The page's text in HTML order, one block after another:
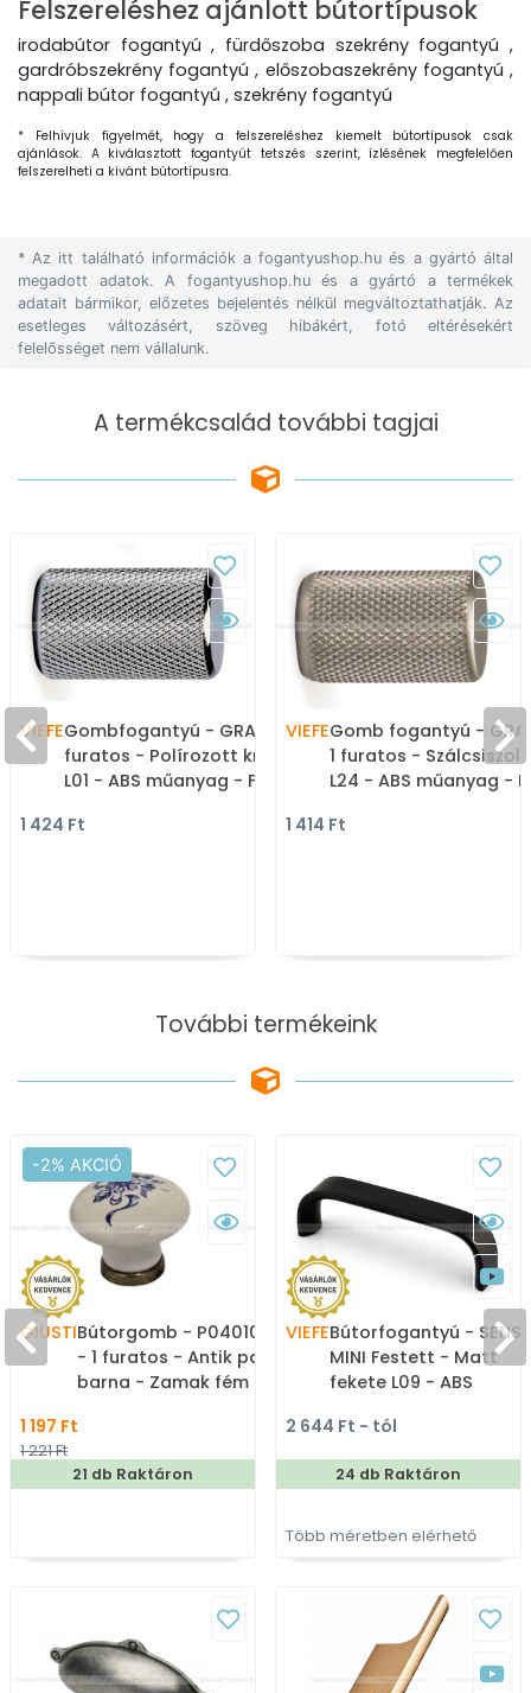
Felszereléshez ajánlott bútortípusok
irodabútor fogantyú , fürdőszoba szekrény fogantyú ,
gardróbszekrény fogantyú , előszobaszekrény fogantyú ,
nappali bútor fogantyú , szekrény fogantyú
* Felhívjuk figyelmét, hogy a felszereléshez kiemelt bútortípusok csak
ajánlások. A kiválasztott fogantyút tetszés szerint, ízlésének megfelelően
felszerelheti a kívánt bútortípusra.
* Az itt található információk a fogantyushop.hu és a gyártó által
megadott adatok. A fogantyushop.hu és a gyártó a termékek
adatait bármikor, előzetes bejelentés nélkül megváltoztathatják. Az
esetleges változásért, szöveg hibákért, fotó eltérésekért
felelősséget nem vállalunk.
A termékcsalád további tagjai
VIEFEGombfogantyú - GRAF - 1
furatos - Polírozott króm
L01 - ABS műanyag - Fém
bútorgomb (szögletes,
1 424 Ft
VIEFEGomb fogantyú -
1 furatos - Szálcsiszolt
L24 - ABS műanyag -
bútorgomb
1 414 Ft
További termékeink
-2% AKCIÓ
GIUSTIBútorgomb - P04010504
- 1 furatos - Antik patina
barna - Zamak fém
kombinált antikolt fém
gombfogantyú
1 197 Ft
1 221 Ft
21 db Raktáron
VIEFEBútorfogantyú - SENSE
MINI Festett - Matt
fekete L09 - ABS
méretben gyártott
színes fém
bútorfogantyú
2 644 Ft - tól
24 db Raktáron
Több méretben elérhető